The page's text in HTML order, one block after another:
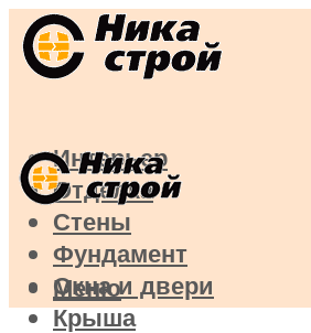
Интерьер
Отделка
Стены
Фундамент
Окна и двери
Крыша
Меню